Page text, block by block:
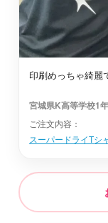
仙台市太白区
柴田郡村田町
印刷めっちゃ綺麗
宮城県K高等学校1
ご注文内容：
スーパードライTシ